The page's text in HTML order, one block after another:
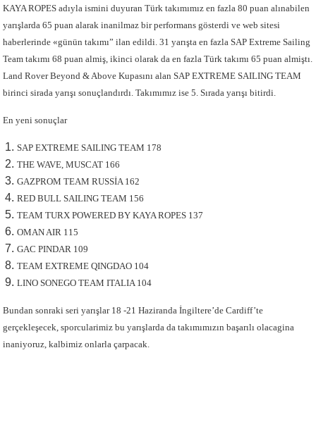
KAYA ROPES adıyla ismini duyuran Türk takımımız en fazla 80 puan alınabilen
yarışlarda 65 puan alarak inanilmaz bir performans gösterdi ve web sitesi
haberlerinde «günün takımı” ilan edildi. 31 yarışta en fazla SAP Extreme Sailing
Team takımı 68 puan almiş, ikinci olarak da en fazla Türk takımı 65 puan almiştı.
Land Rover Beyond & Above Kupasını alan SAP EXTREME SAILING TEAM
birinci sirada yarışı sonuçlandırdı. Takımımız ise 5. Sırada yarışı bitirdi.
En yeni sonuçlar
SAP EXTREME SAILING TEAM 178
THE WAVE, MUSCAT 166
GAZPROM TEAM RUSSİA 162
RED BULL SAILING TEAM 156
TEAM TURX POWERED BY KAYA ROPES 137
OMAN AIR 115
GAC PINDAR 109
TEAM EXTREME QINGDAO 104
LINO SONEGO TEAM ITALIA 104
Bundan sonraki seri yarışlar 18 -21 Haziranda İngiltere’de Cardiff’te
gerçekleşecek, sporcularimiz bu yarışlarda da takımımızın başarılı olacagina
inaniyoruz, kalbimiz onlarla çarpacak.